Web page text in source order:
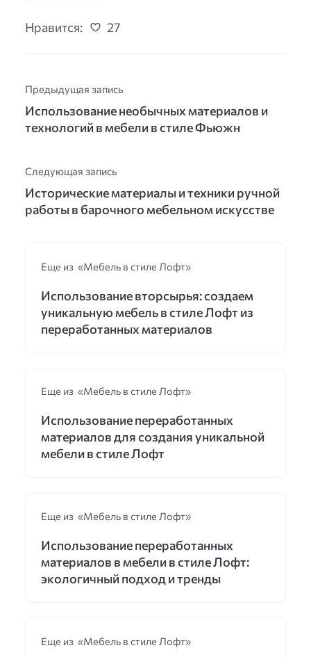
Нравится: 27
Предыдущая запись
Использование необычных материалов и
технологий в мебели в стиле Фьюжн
Следующая запись
Исторические материалы и техники ручной
работы в барочного мебельном искусстве
Еще из «Мебель в стиле Лофт»
Использование вторсырья: создаем
уникальную мебель в стиле Лофт из
переработанных материалов
Еще из «Мебель в стиле Лофт»
Использование переработанных
материалов для создания уникальной
мебели в стиле Лофт
Еще из «Мебель в стиле Лофт»
Использование переработанных
материалов в мебели в стиле Лофт:
экологичный подход и тренды
Еще из «Мебель в стиле Лофт»